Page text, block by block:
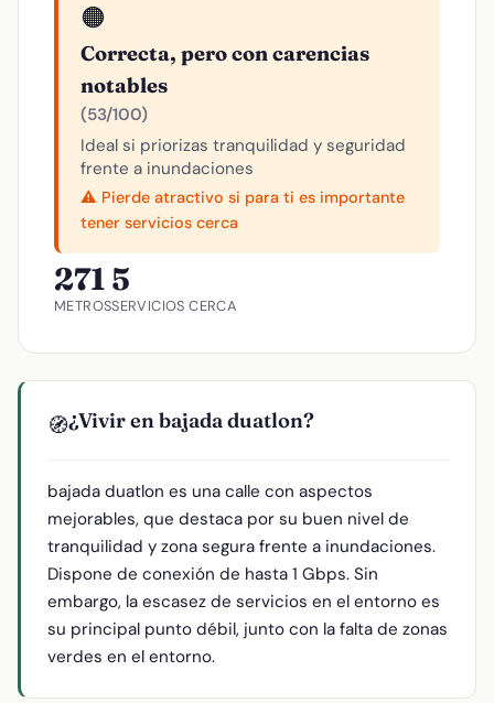
🟠
Correcta, pero con carencias
notables
(53/100)
Ideal si priorizas tranquilidad y seguridad
frente a inundaciones
⚠️ Pierde atractivo si para ti es importante
tener servicios cerca
271
METROS
5
SERVICIOS CERCA
🧭¿Vivir en bajada duatlon?
bajada duatlon es una calle con aspectos
mejorables, que destaca por su buen nivel de
tranquilidad y zona segura frente a inundaciones.
Dispone de conexión de hasta 1 Gbps. Sin
embargo, la escasez de servicios en el entorno es
su principal punto débil, junto con la falta de zonas
verdes en el entorno.